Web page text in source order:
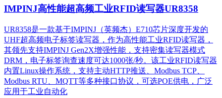
IMPINJ高性能超高频工业RFID读写器UR8358
UR8358是一款基于IMPINJ（英频杰）E710芯片深度开发的
UHF超高频电子标签读写器，作为高性能工业RFID读写器，
其领先支持IMPINJ Gen2X增强性能，支持密集读写器模式
DRM，电子标签询查速度可达1000张/秒。该工业RFID读写器
内置Linux操作系统，支持主动HTTP推送、Modbus TCP、
Modbus RTU、MQTT等多种接口协议，可选POE供电，广泛
应用于工业自动化